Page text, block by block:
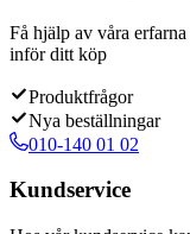
Få hjälp av våra
inför ditt köp
Produktfrågor
Nya beställningar
010-140 01 02
Kundservice